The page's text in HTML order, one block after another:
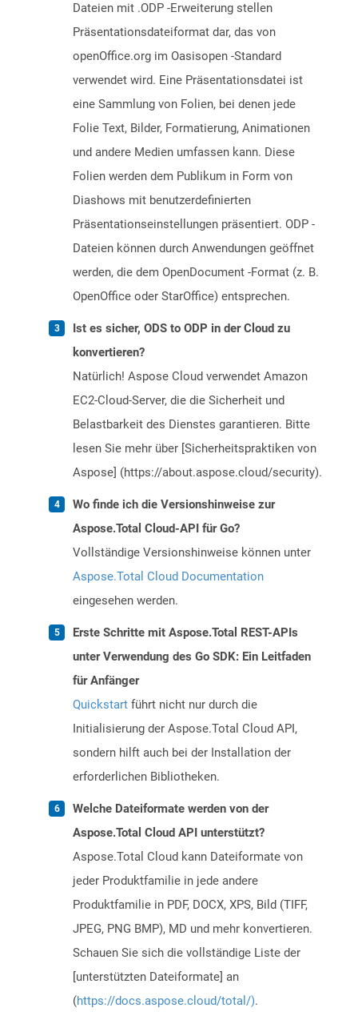
Dateien mit .ODP -Erweiterung stellen
Präsentationsdateiformat dar, das von
openOffice.org im Oasisopen -Standard
verwendet wird. Eine Präsentationsdatei ist
eine Sammlung von Folien, bei denen jede
Folie Text, Bilder, Formatierung, Animationen
und andere Medien umfassen kann. Diese
Folien werden dem Publikum in Form von
Diashows mit benutzerdefinierten
Präsentationseinstellungen präsentiert. ODP -
Dateien können durch Anwendungen geöffnet
werden, die dem OpenDocument -Format (z. B.
OpenOffice oder StarOffice) entsprechen.
Ist es sicher, ODS to ODP in der Cloud zu
konvertieren?
Natürlich! Aspose Cloud verwendet Amazon
EC2-Cloud-Server, die die Sicherheit und
Belastbarkeit des Dienstes garantieren. Bitte
lesen Sie mehr über [Sicherheitspraktiken von
Aspose] (https://about.aspose.cloud/security).
Wo finde ich die Versionshinweise zur
Aspose.Total Cloud-API für Go?
Vollständige Versionshinweise können unter
Aspose.Total Cloud Documentation
eingesehen werden.
Erste Schritte mit Aspose.Total REST-APIs
unter Verwendung des Go SDK: Ein Leitfaden
für Anfänger
Quickstart führt nicht nur durch die
Initialisierung der Aspose.Total Cloud API,
sondern hilft auch bei der Installation der
erforderlichen Bibliotheken.
Welche Dateiformate werden von der
Aspose.Total Cloud API unterstützt?
Aspose.Total Cloud kann Dateiformate von
jeder Produktfamilie in jede andere
Produktfamilie in PDF, DOCX, XPS, Bild (TIFF,
JPEG, PNG BMP), MD und mehr konvertieren.
Schauen Sie sich die vollständige Liste der
[unterstützten Dateiformate] an
(https://docs.aspose.cloud/total/).